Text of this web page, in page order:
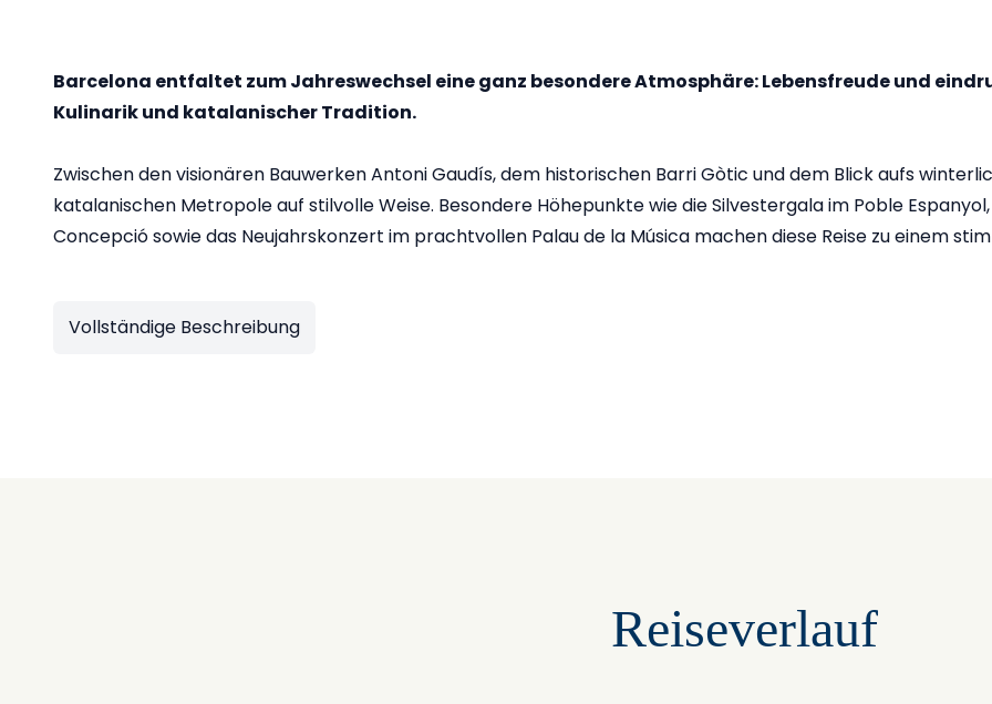
Barcelona entfaltet zum Jahreswechsel eine ganz besondere Atmosphäre: Lebensfreude und
Kulinarik und katalanischer Tradition.
Zwischen den visionären Bauwerken Antoni Gaudís, dem historischen Barri Gòtic und dem Blick aufs
katalanischen Metropole auf stilvolle Weise. Besondere Höhepunkte wie die Silvestergala im Poble
Concepció sowie das Neujahrskonzert im prachtvollen Palau de la Música machen diese Reise zu einem
Vollständige Beschreibung
Reiseverlauf